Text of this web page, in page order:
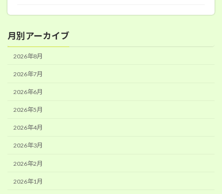
月別アーカイブ
2026年8月
2026年7月
2026年6月
2026年5月
2026年4月
2026年3月
2026年2月
2026年1月